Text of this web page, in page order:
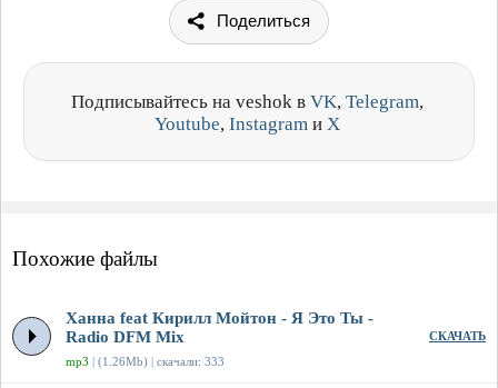
Поделиться
Подписывайтесь на veshok в VK, Telegram,
Youtube, Instagram и X
Похожие файлы
Ханна feat Кирилл Мойтон - Я Это Ты -
Radio DFM Mix
mp3 | (1.26Mb) | скачали: 333
СКАЧАТЬ